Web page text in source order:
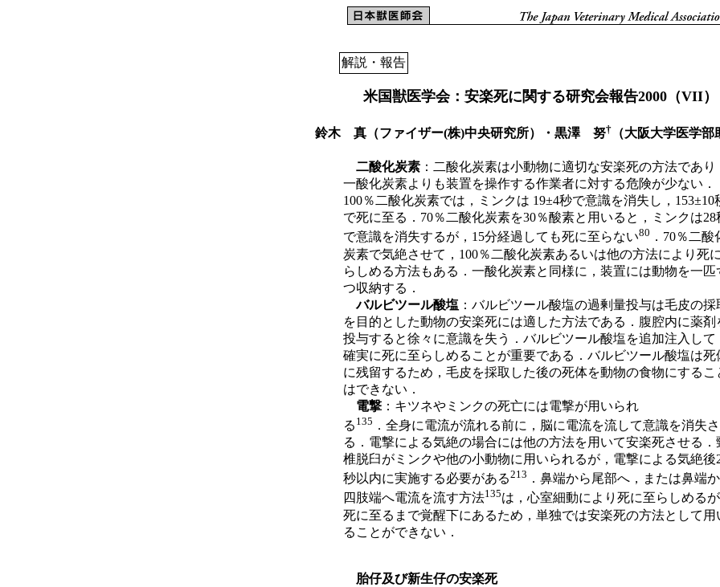
解説・報告
米国獣医学会：安楽死に関する研究会報告2000（VII）
鈴木 真（ファイザー(株)中央研究所）・黒澤 努† （大阪大学医学部
二酸化炭素 ：二酸化炭素は小動物に適切な安楽死の方法であり
一酸化炭素よりも装置を操作する作業者に対する危険が少ない．
100％二酸化炭素では，ミンクは 19±4秒で意識を消失し，153±10
で死に至る．70％二酸化炭素を30％酸素と用いると，ミンクは28
で意識を消失するが，15分経過しても死に至らない80 ．70％二酸
炭素で気絶させて，100％二酸化炭素あるいは他の方法により死
らしめる方法もある．一酸化炭素と同様に，装置には動物を一匹
つ収納する．
バルビツール酸塩 ：バルビツール酸塩の過剰量投与は毛皮の採
を目的とした動物の安楽死には適した方法である．腹腔内に薬剤
投与すると徐々に意識を失う．バルビツール酸塩を追加注入して
確実に死に至らしめることが重要である．バルビツール酸塩は死
に残留するため，毛皮を採取した後の死体を動物の食物にするこ
はできない．
電撃 ：キツネやミンクの死亡には電撃が用いられ
る 135 ．全身に電流が流れる前に，脳に電流を流して意識を消失
る．電撃による気絶の場合には他の方法を用いて安楽死させる．
椎脱臼がミンクや他の小動物に用いられるが，電撃による気絶後
秒以内に実施する必要がある213 ．鼻端から尾部へ，または鼻端
四肢端へ電流を流す方法135は，心室細動により死に至らしめる
死に至るまで覚醒下にあるため，単独では安楽死の方法として用
ることができない．
胎仔及び新生仔の安楽死